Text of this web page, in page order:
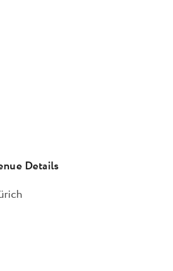
Details